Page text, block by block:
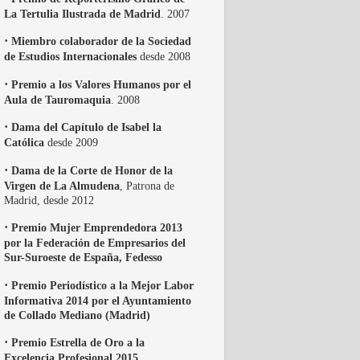
La Tertulia Ilustrada de Madrid . 2007
· Miembro colaborador de la Sociedad
de Estudios Internacionales desde 2008
· Premio a los Valores Humanos por el
Aula de Tauromaquia . 2008
· Dama del Capítulo de Isabel la
Católica desde 2009
· Dama de la Corte de Honor de la
Virgen de La Almudena , Patrona de
Madrid, desde 2012
· Premio Mujer Emprendedora 2013
por la Federación de Empresarios del
Sur-Suroeste de España, Fedesso
· Premio Periodístico a la Mejor Labor
Informativa 2014 por el Ayuntamiento
de Collado Mediano (Madrid)
· Premio Estrella de Oro a la